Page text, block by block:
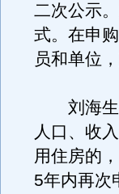
二次公示
式。在申
员和单位
刘海生
人口、收
用住房的
5年内再次